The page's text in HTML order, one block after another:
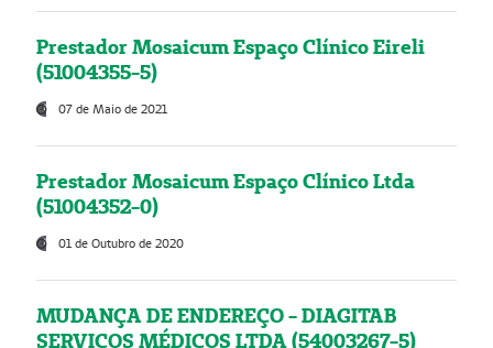
Prestador Mosaicum Espaço Clínico Eireli
(51004355-5)
07 de Maio de 2021
Prestador Mosaicum Espaço Clínico Ltda
(51004352-0)
01 de Outubro de 2020
MUDANÇA DE ENDEREÇO - DIAGITAB
SERVIÇOS MÉDICOS LTDA (54003267-5)